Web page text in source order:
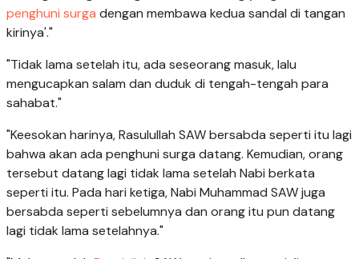
penghuni surga dengan membawa kedua sandal di tangan
kirinya'."
"Tidak lama setelah itu, ada seseorang masuk, lalu
mengucapkan salam dan duduk di tengah-tengah para
sahabat."
"Keesokan harinya, Rasulullah SAW bersabda seperti itu lagi
bahwa akan ada penghuni surga datang. Kemudian, orang
tersebut datang lagi tidak lama setelah Nabi berkata
seperti itu. Pada hari ketiga, Nabi Muhammad SAW juga
bersabda seperti sebelumnya dan orang itu pun datang
lagi tidak lama setelahnya."